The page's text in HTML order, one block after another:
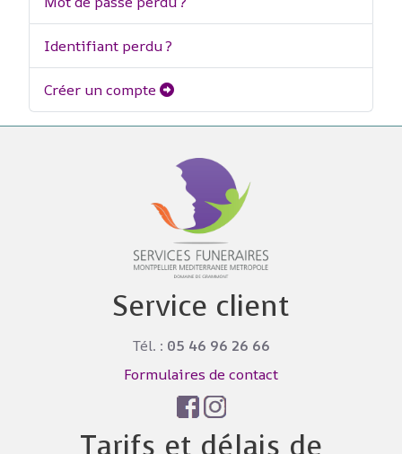
Identifiant perdu ?
Créer un compte
Service client
Tél. : 05 46 96 26 66
Formulaires de contact